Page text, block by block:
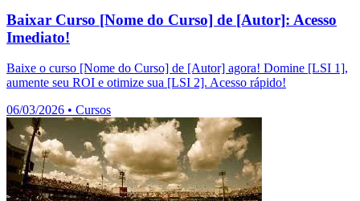
Baixar Curso [Nome do Curso] de [Autor]: Acesso
Imediato!
Baixe o curso [Nome do Curso] de [Autor] agora! Domine [LSI 1],
aumente seu ROI e otimize sua [LSI 2]. Acesso rápido!
06/03/2026 • Cursos